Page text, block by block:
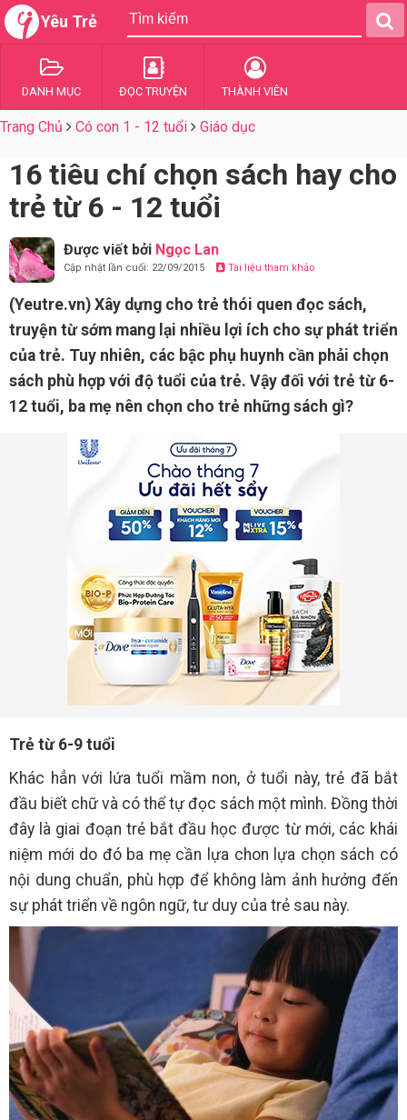
Yêu Trẻ
DANH MỤC ĐỌC TRUYỆN THÀNH VIÊN
Trang Chủ Có con 1 - 12 tuổi Giáo dục
16 tiêu chí chọn sách hay cho
trẻ từ 6 - 12 tuổi
Được viết bởi Ngọc Lan
Cập nhật lần cuối: 22/09/2015 Tài liệu tham khảo
(Yeutre.vn) Xây dựng cho trẻ thói quen đọc sách,
truyện từ sớm mang lại nhiều lợi ích cho sự phát triển
của trẻ. Tuy nhiên, các bậc phụ huynh cần phải chọn
sách phù hợp với độ tuổi của trẻ. Vậy đối với trẻ từ 6-
12 tuổi, ba mẹ nên chọn cho trẻ những sách gì?
Trẻ từ 6-9 tuổi
Khác hẳn với lứa tuổi mầm non, ở tuổi này, trẻ đã bắt
đầu biết chữ và có thể tự đọc sách một mình. Đồng thời
đây là giai đoạn trẻ bắt đầu học được từ mới, các khái
niệm mới do đó ba mẹ cần lựa chon lựa chọn sách có
nội dung chuẩn, phù hợp để không làm ảnh hưởng đến
sự phát triển về ngôn ngữ, tư duy của trẻ sau này.